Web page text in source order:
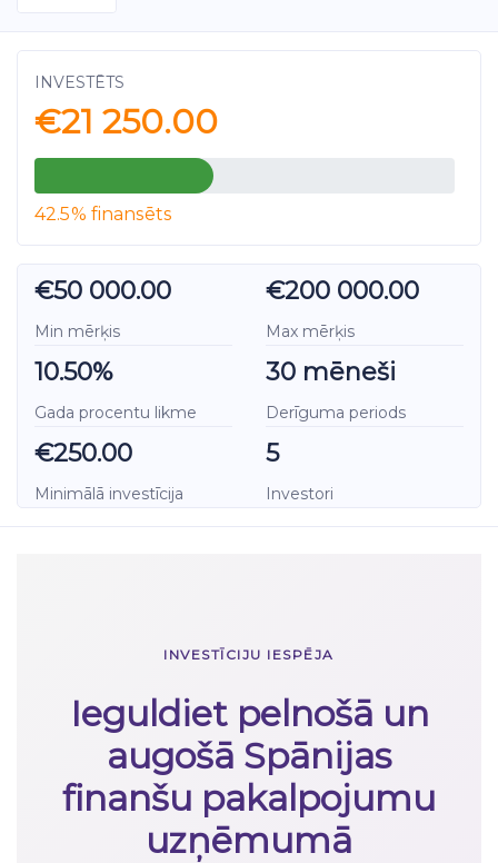
INVESTĒTS
€21 250.00
42.5% finansēts
€50 000.00
Min mērķis
€200 000.00
Max mērķis
10.50%
Gada procentu likme
30 mēneši
Derīguma periods
€250.00
Minimālā investīcija
5
Investori
INVESTĪCIJU IESPĒJA
Ieguldiet pelnošā un
augošā Spānijas
finanšu pakalpojumu
uzņēmumā